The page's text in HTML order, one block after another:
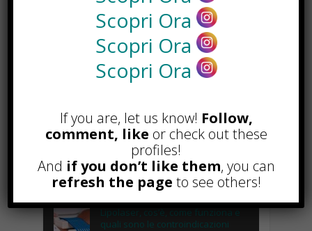
POPOLARI
Lipolaser, cos’è, come funziona e
quali sono le controindicazioni
Scopri Ora
Scopri Ora
Scopri Ora
If you are, let us know! Follow,
comment, like or check out these
profiles!
And if you don’t like them, you can
refresh the page to see others!